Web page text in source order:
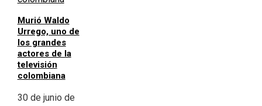
Murió Waldo
Urrego, uno de
los grandes
actores de la
televisión
colombiana
30 de junio de